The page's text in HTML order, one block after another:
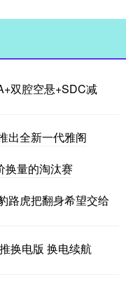
双腔空悬+SDC减
出全新一代雅阁
换量的淘汰赛
路虎把翻身希望交给
换电版 换电续航